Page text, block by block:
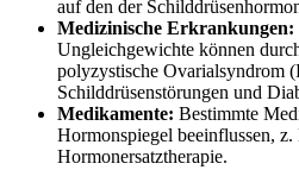
auf den der
Medizinische Erkrankungen:
Ungleichgewichte können
polyzystische Ovarialsyndrom
Schilddrüsenstörungen und
Medikamente: Bestimmte
Hormonspiegel beeinflussen,
Hormonersatztherapie.